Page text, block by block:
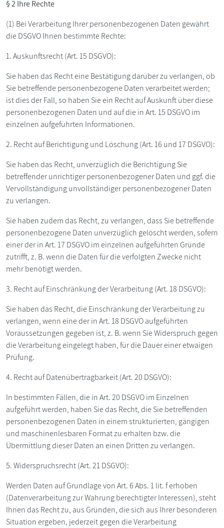
§ 2 Ihre Rechte
(1) Bei Verarbeitung Ihrer personenbezogenen Daten gewährt
die DSGVO Ihnen bestimmte Rechte:
1. Auskunftsrecht (Art. 15 DSGVO):
Sie haben das Recht eine Bestätigung darüber zu verlangen, ob
Sie betreffende personenbezogene Daten verarbeitet werden;
ist dies der Fall, so haben Sie ein Recht auf Auskunft über diese
personenbezogenen Daten und auf die in Art. 15 DSGVO im
einzelnen aufgeführten Informationen.
2. Recht auf Berichtigung und Löschung (Art. 16 und 17 DSGVO):
Sie haben das Recht, unverzüglich die Berichtigung Sie
betreffender unrichtiger personenbezogener Daten und ggf. die
Vervollständigung unvollständiger personenbezogener Daten
zu verlangen.
Sie haben zudem das Recht, zu verlangen, dass Sie betreffende
personenbezogene Daten unverzüglich gelöscht werden, sofern
einer der in Art. 17 DSGVO im einzelnen aufgeführten Gründe
zutrifft, z. B. wenn die Daten für die verfolgten Zwecke nicht
mehr benötigt werden.
3. Recht auf Einschränkung der Verarbeitung (Art. 18 DSGVO):
Sie haben das Recht, die Einschränkung der Verarbeitung zu
verlangen, wenn eine der in Art. 18 DSGVO aufgeführten
Voraussetzungen gegeben ist, z. B. wenn Sie Widerspruch gegen
die Verarbeitung eingelegt haben, für die Dauer einer etwaigen
Prüfung.
4. Recht auf Datenübertragbarkeit (Art. 20 DSGVO):
In bestimmten Fällen, die in Art. 20 DSGVO im Einzelnen
aufgeführt werden, haben Sie das Recht, die Sie betreffenden
personenbezogenen Daten in einem strukturierten, gängigen
und maschinenlesbaren Format zu erhalten bzw. die
Übermittlung dieser Daten an einen Dritten zu verlangen.
5. Widerspruchsrecht (Art. 21 DSGVO):
Werden Daten auf Grundlage von Art. 6 Abs. 1 lit. f erhoben
(Datenverarbeitung zur Wahrung berechtigter Interessen), steht
Ihnen das Recht zu, aus Gründen, die sich aus Ihrer besonderen
Situation ergeben, jederzeit gegen die Verarbeitung